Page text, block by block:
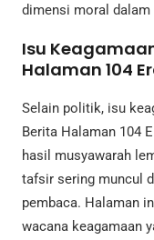
dimensi moral dalam
Isu
Halaman 104
Selain politik, isu
Berita Halaman 104
hasil musyawarah
tafsir sering muncul
pembaca. Halaman
wacana keagamaan